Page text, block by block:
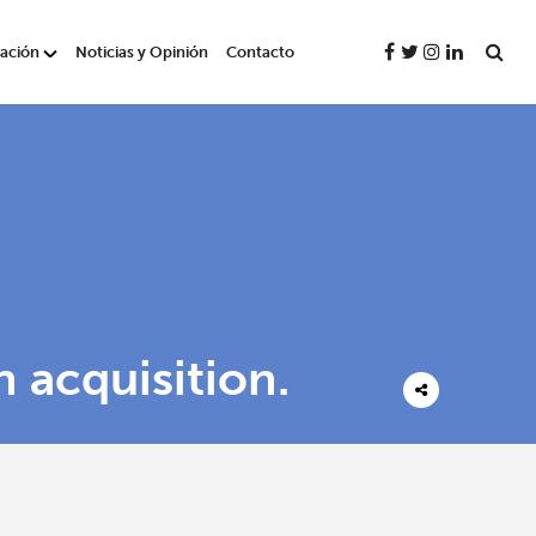
Noticias y Opinión Contacto
acquisition.